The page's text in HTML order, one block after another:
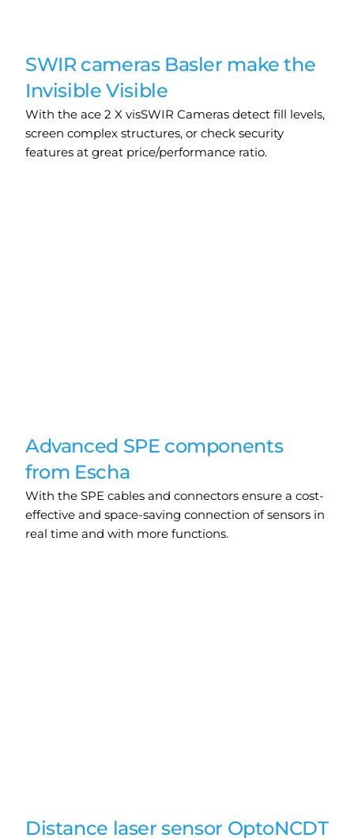
SWIR cameras Basler make the
Invisible Visible
With the ace 2 X visSWIR Cameras detect fill levels,
screen complex structures, or check security
features at great price/performance ratio.
Advanced SPE components
from Escha
With the SPE cables and connectors ensure a cost-
effective and space-saving connection of sensors in
real time and with more functions.
Distance laser sensor OptoNCDT